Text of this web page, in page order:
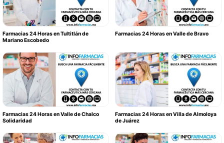
Farmacias 24 Horas en Tultitlán de
Mariano Escobedo
Farmacias 24 Horas en Valle de Bravo
Farmacias 24 Horas en Valle de Chalco
Solidaridad
Farmacias 24 Horas en Villa de Almoloya
de Juárez